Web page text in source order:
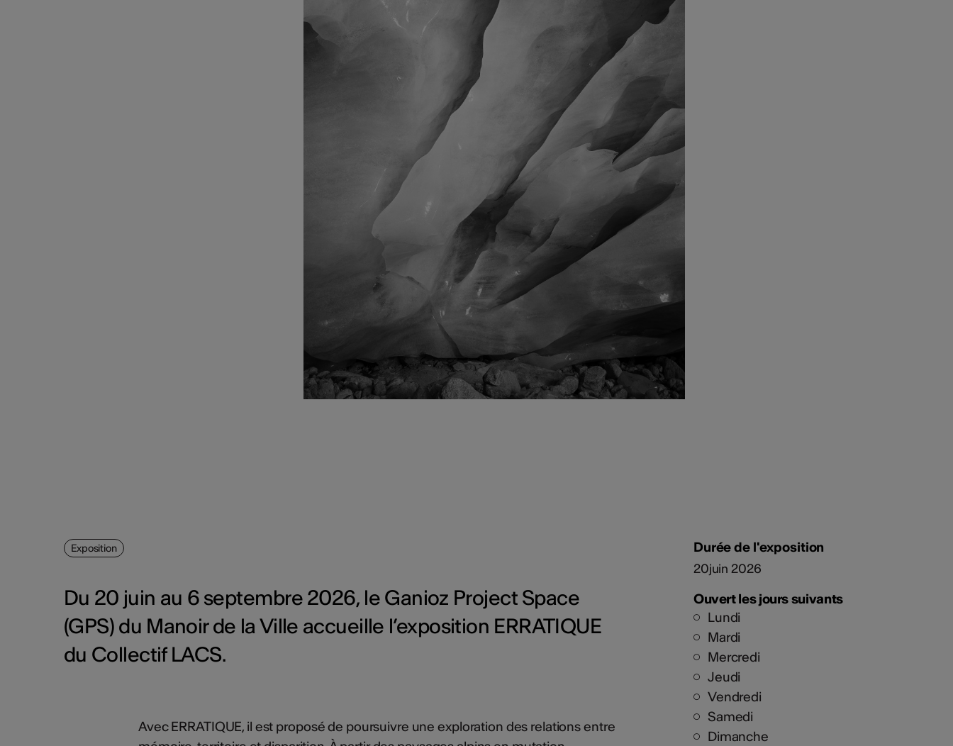
Exposition
Du 20 juin au 6 septembre 2026, le Ganioz Project Space
(GPS) du Manoir de la Ville accueille l’exposition ERRATIQUE
du Collectif LACS.
Avec ERRATIQUE, il est proposé de poursuivre une exploration des relations entre
Durée de l'exposition
20juin 2026
Ouvert les jours suivants
Lundi
Mardi
Mercredi
Jeudi
Vendredi
Samedi
Dimanche